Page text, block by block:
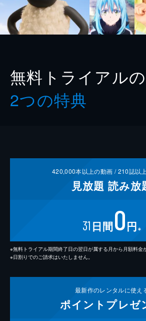
無料トライアルの
2つの特典
420,000本以上の動画 /210誌以
見放題 読み放
31 日間0円 ※
※無料トライアル期間終了日の翌日が属する月から月額料金
※日割りでのご請求はいたしません。
最新作のレンタルに使え
ポイント プレゼ